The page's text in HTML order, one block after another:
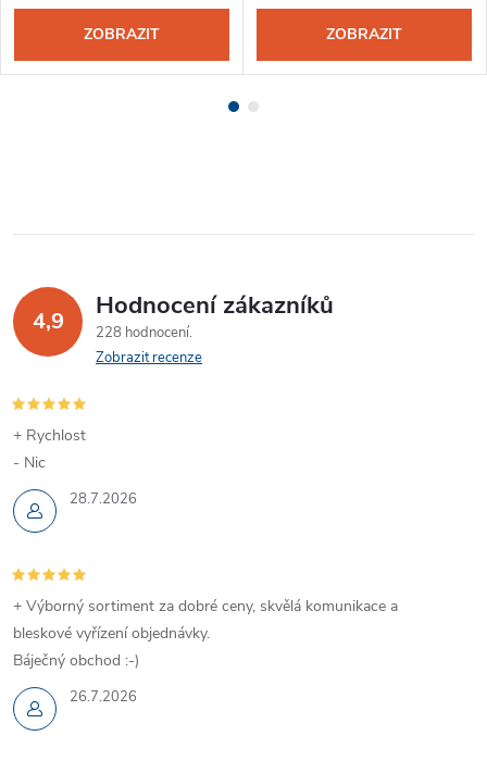
ZOBRAZIT ZOBRAZIT
4,9 Hodnocení zákazníků
228 hodnocení
Zobrazit recenze
28.7.2026
+ Rychlost
- Nic
26.7.2026
+ Výborný sortiment za dobré ceny, skvělá komunikace a
bleskové vyřízení objednávky.
Báječný obchod :-)